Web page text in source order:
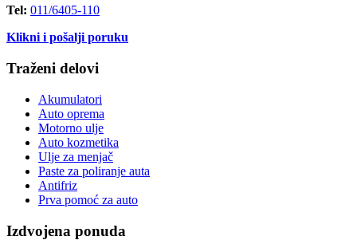
Tel: 011/6405-110
Klikni i pošalji poruku
Traženi delovi
Akumulatori
Auto oprema
Motorno ulje
Auto kozmetika
Ulje za menjač
Paste za poliranje auta
Antifriz
Prva pomoć za auto
Izdvojena ponuda